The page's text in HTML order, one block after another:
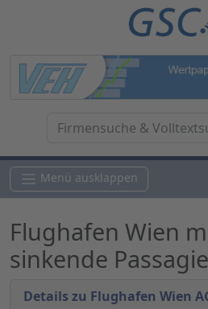
Menü ausklappen
Flughafen Wien
sinkende
Details zu Flughafen Wien